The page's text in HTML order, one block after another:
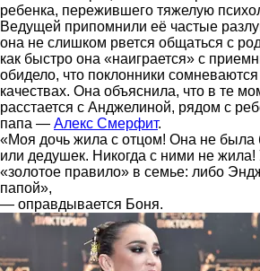
ребенка, пережившего тяжелую
Ведущей припомнили её частые
она не слишком рвется общаться с
как быстро она «наиграется» с
обидело, что поклонники
качествах. Она объяснила, что в те
расстается с Анджелиной, рядом с
папа — Алекс Смерфит.
«Моя дочь жила с отцом! Она не
или дедушек. Никогда с ними не жила!
«золотое правило» в семье: либо
папой»,
— оправдывается Боня.